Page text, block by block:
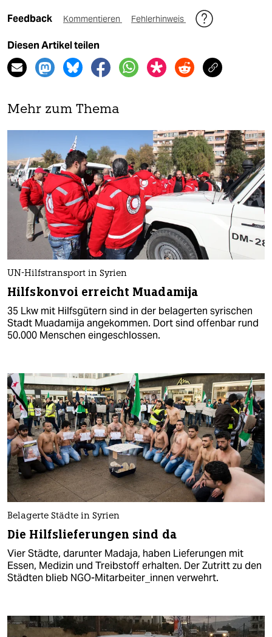
Feedback Kommentieren Fehlerhinweis
Diesen Artikel teilen
Mehr zum Thema
UN-Hilfstransport in Syrien
Hilfskonvoi erreicht Muadamija
35 Lkw mit Hilfsgütern sind in der belagerten syrischen
Stadt Muadamija angekommen. Dort sind offenbar rund
50.000 Menschen eingeschlossen.
Belagerte Städte in Syrien
Die Hilfslieferungen sind da
Vier Städte, darunter Madaja, haben Lieferungen mit
Essen, Medizin und Treibstoff erhalten. Der Zutritt zu den
Städten blieb NGO-Mitarbeiter_innen verwehrt.